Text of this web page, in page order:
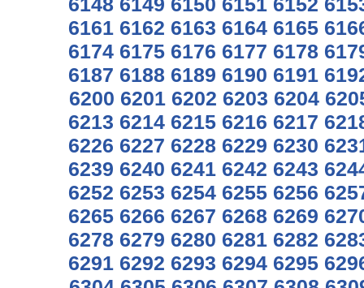
6161 6162 6163 6164 6165
6174 6175 6176 6177 6178
6187 6188 6189 6190 6191
6200 6201 6202 6203 6204
6213 6214 6215 6216 6217
6226 6227 6228 6229 6230
6239 6240 6241 6242 6243
6252 6253 6254 6255 6256
6265 6266 6267 6268 6269
6278 6279 6280 6281 6282
6291 6292 6293 6294 6295